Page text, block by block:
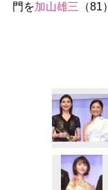
門を加山雄三 （81